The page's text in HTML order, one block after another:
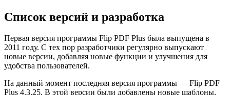
Список версий и разработка
Первая версия программы Flip PDF Plus была выпущена в
2011 году. С тех пор разработчики регулярно выпускают
новые версии, добавляя новые функции и улучшения для
удобства пользователей.
На данный момент последняя версия программы — Flip PDF
Plus 4.3.25. В этой версии были добавлены новые шаблоны,